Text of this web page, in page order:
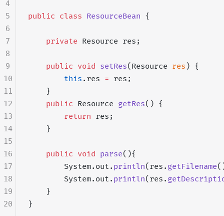
public class ResourceBean {
    private
Resource res;
    public
void setRes(Resource res ) {
        this
.res = res;
    }
    public
Resource getRes() {
        return
res;
    }
    public
void parse(){
        System.out.
println(res. getFilename
        System.out.
println(res.
    }
}
4
5
6
7
8
9
10
11
12
13
14
15
16
17
18
19
20